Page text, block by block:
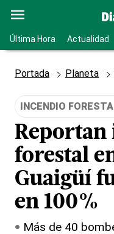
Última Hora Actualidad
Portada Planeta
INCENDIO
Reportan
forestal
Guaigüí
en 100%
Más de 40